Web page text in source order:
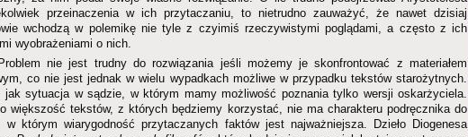
przeinaczenia w ich przytaczaniu, to nietrudno zauważyć, że nawet dzisiaj
wchodzą w polemikę nie tyle z czyimiś rzeczywistymi poglądami, a często z ich
wyobrażeniami o nich.
Problem nie jest trudny do rozwiązania jeśli możemy je skonfrontować z materiałem
co nie jest jednak w wielu wypadkach możliwe w przypadku tekstów starożytnych.
jak sytuacja w sądzie, w którym mamy możliwość poznania tylko wersji oskarżyciela.
większość tekstów, z których będziemy korzystać, nie ma charakteru podręcznika do
w którym wiarygodność przytaczanych faktów jest najważniejsza. Dzieło Diogenesa